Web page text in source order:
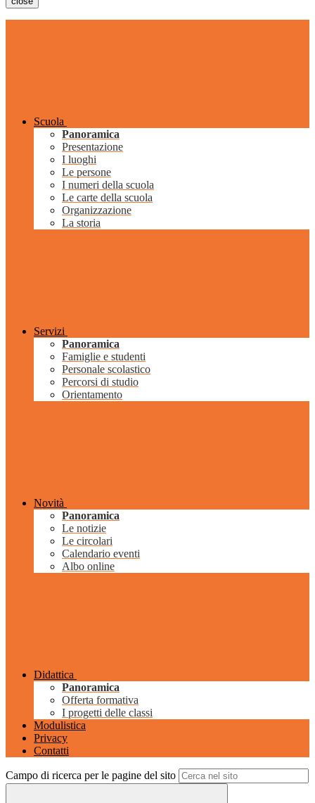
Scuola
Panoramica
Presentazione
I luoghi
Le persone
I numeri della scuola
Le carte della scuola
Organizzazione
La storia
Servizi
Panoramica
Famiglie e studenti
Personale scolastico
Percorsi di studio
Orientamento
Novità
Panoramica
Le notizie
Le circolari
Calendario eventi
Albo online
Didattica
Panoramica
Offerta formativa
I progetti delle classi
Modulistica
Privacy
Contatti
Campo di ricerca per le pagine del sito